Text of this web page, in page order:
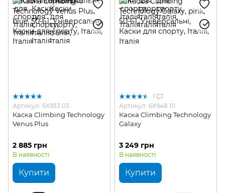
Артикул: 6X933 03
Каска Climbing Technology
Venus Plus
2 885 грн
В наявності
Купити
1
Артикул: 6X948 10
Каска Climbing Technology
Galaxy
3 249 грн
В наявності
Купити